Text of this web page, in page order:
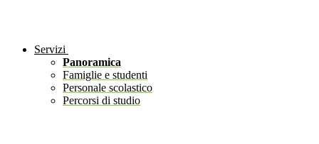
Servizi
Panoramica
Famiglie e studenti
Personale scolastico
Percorsi di studio